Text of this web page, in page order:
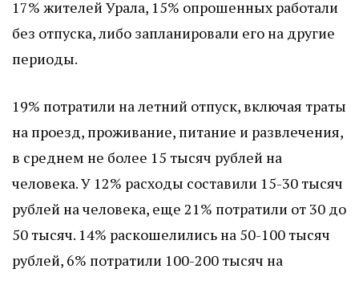
17% жителей Урала, 15% опрошенных работали
без отпуска, либо запланировали его на другие
периоды.
19% потратили на летний отпуск, включая траты
на проезд, проживание, питание и развлечения,
в среднем не более 15 тысяч рублей на
человека. У 12% расходы составили 15-30 тысяч
рублей на человека, еще 21% потратили от 30 до
50 тысяч. 14% раскошелились на 50-100 тысяч
рублей, 6% потратили 100-200 тысяч на